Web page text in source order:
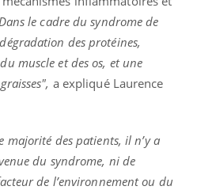
le cadre du syndrome de
des protéines,
muscle et des os, et une
a expliqué Laurence
majorité des patients, il n’y a
du syndrome, ni de
de l’environnement ou du